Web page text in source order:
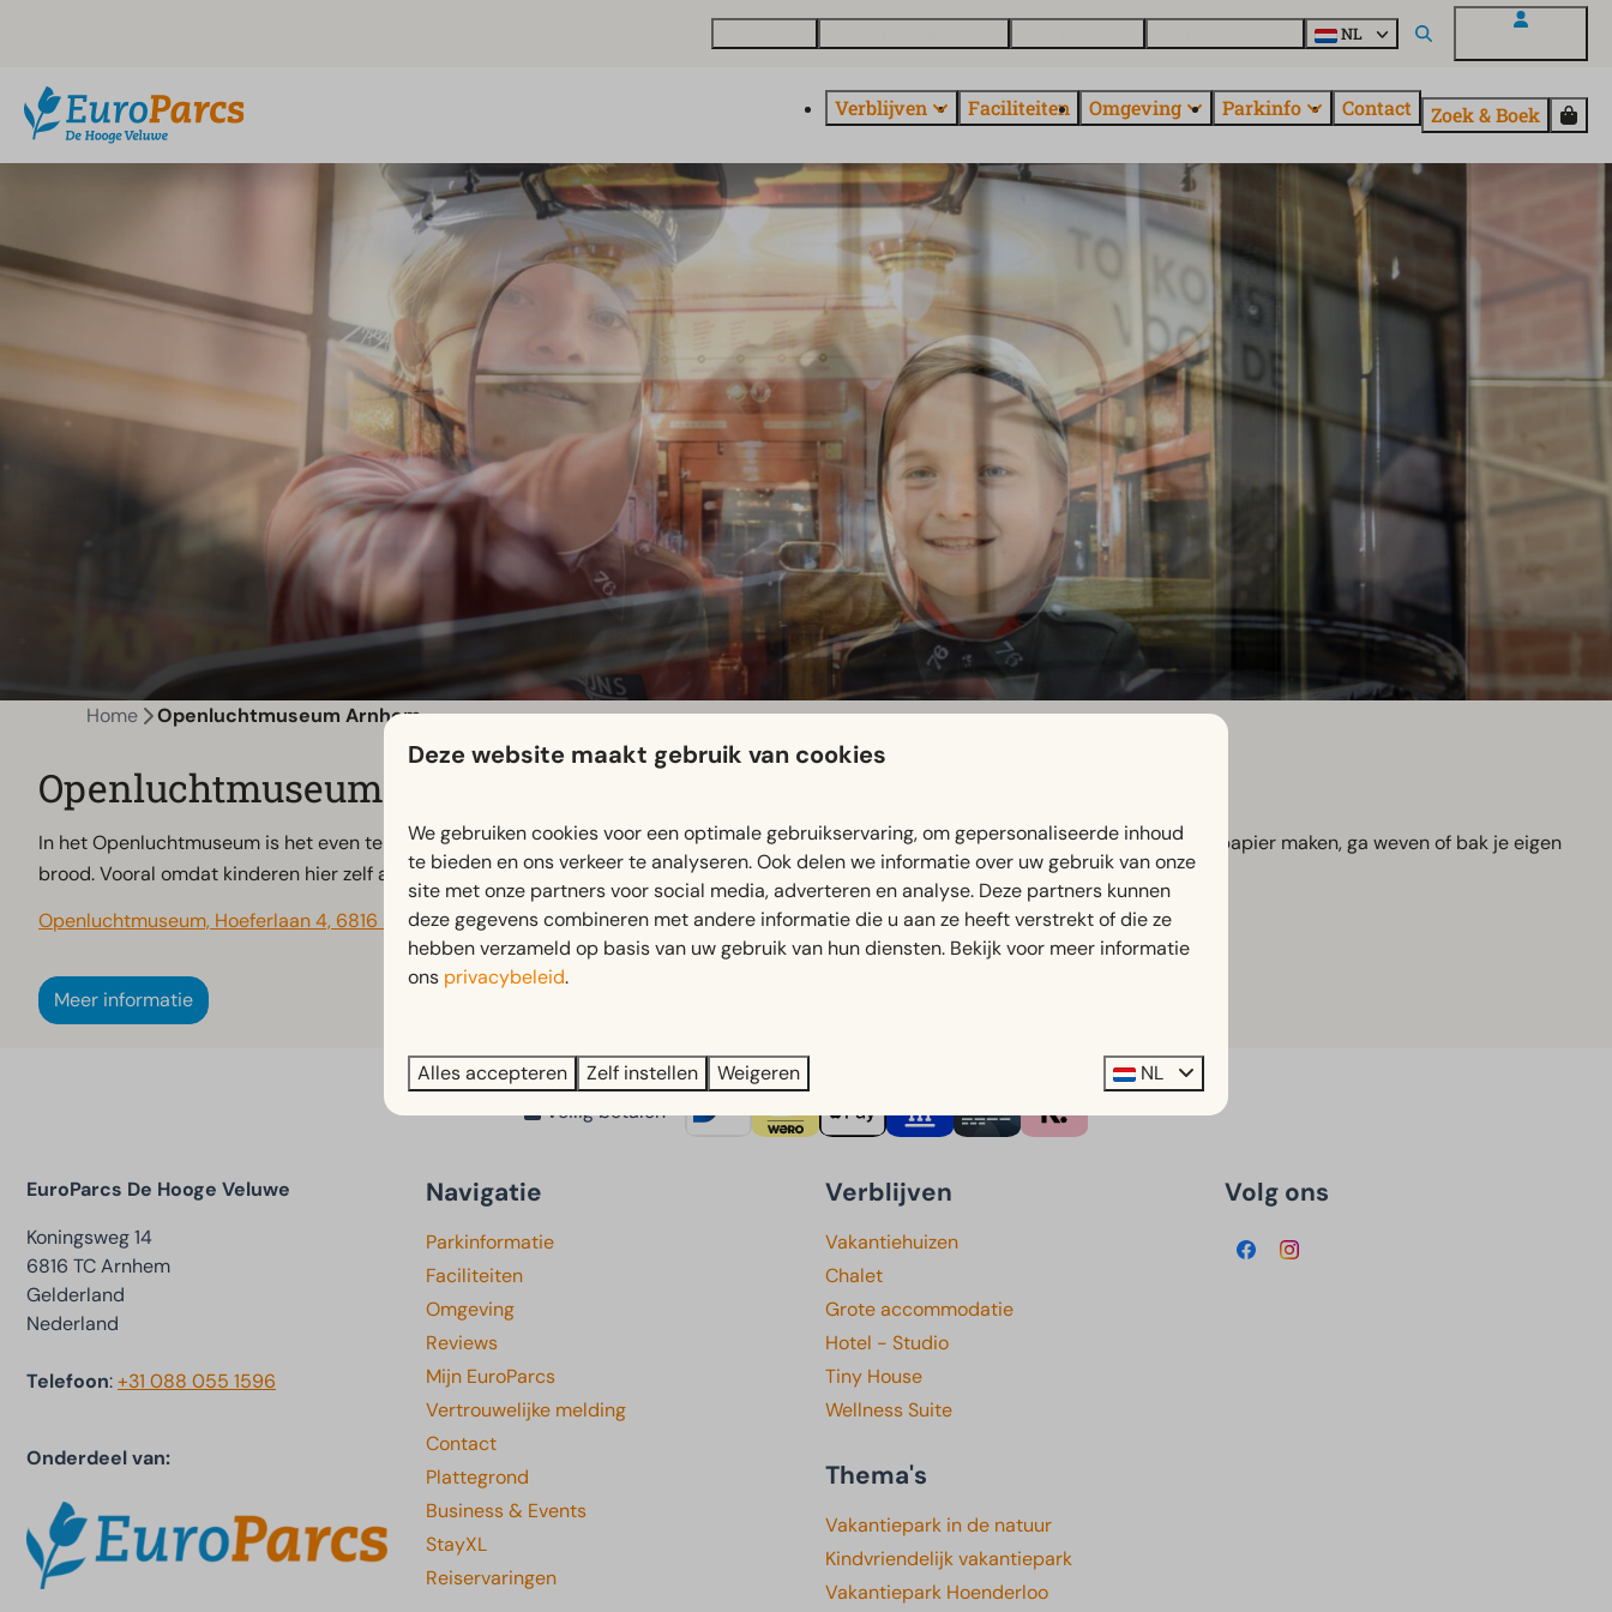
NL
Verblijven Faciliteiten Omgeving Parkinfo Contact Zoek & Boek
Home Openluchtmuseum Arnhem
Openluchtmuseum Arnhem
In het Openluchtmuseum is het even terug in de tijd. Stap binnen in een typisch Nederlands huis zoals dat er jaren geleden uitzag, leer papier maken, ga weven of bak je eigen
brood. Vooral omdat kinderen hier zelf aan de slag kunnen, is dit zo’n leuk museum.
Openluchtmuseum, Hoeferlaan 4, 6816 SG Arnhem, Nederland
Meer informatie
Veilig betalen
EuroParcs De Hooge Veluwe
Koningsweg 14
6816 TC Arnhem
Gelderland
Nederland
Telefoon:+31 088 055 1596
Onderdeel van:
Navigatie
Parkinformatie
Faciliteiten
Omgeving
Reviews
Mijn EuroParcs
Vertrouwelijke melding
Contact
Plattegrond
Business & Events
StayXL
Reiservaringen
Verblijven
Vakantiehuizen
Chalet
Grote accommodatie
Hotel - Studio
Tiny House
Wellness Suite
Thema's
Vakantiepark in de natuur
Kindvriendelijk vakantiepark
Vakantiepark Hoenderloo
Volg ons
Deze website maakt gebruik van cookies
We gebruiken cookies voor een optimale gebruikservaring, om gepersonaliseerde inhoud
te bieden en ons verkeer te analyseren. Ook delen we informatie over uw gebruik van onze
site met onze partners voor social media, adverteren en analyse. Deze partners kunnen
deze gegevens combineren met andere informatie die u aan ze heeft verstrekt of die ze
hebben verzameld op basis van uw gebruik van hun diensten. Bekijk voor meer informatie
ons privacybeleid.
Alles accepteren Zelf instellen Weigeren NL